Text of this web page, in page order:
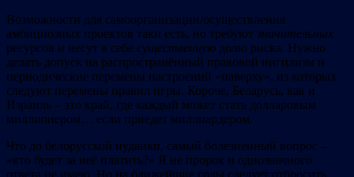
Возможности для самоорганизации/осуществления
амбициозных проектов таки есть, но требуют значительных
ресурсов и несут в себе существенную долю риска. Нужно
делать допуск на распространённый правовой нигилизм и
периодические перемены настроений «наверху», из которых
следуют перемены правил игры. Короче, Беларусь, как и
Израиль – это край, где каждый может стать долларовым
миллионером… если приедет миллиардером.
Что до белорусской иудаики, самый болезненный вопрос –
«кто будет за неё платить?» Я не пророк и однозначного
ответа не имею. Но на ближейшие годы следует отбросить